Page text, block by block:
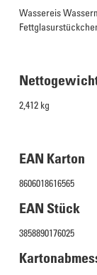
Wassereis
2,412 kg
EAN Karton
8606018616565
EAN Stück
3858890176025